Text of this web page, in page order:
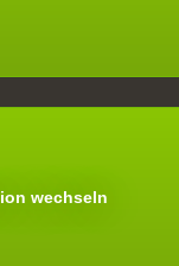
wechseln